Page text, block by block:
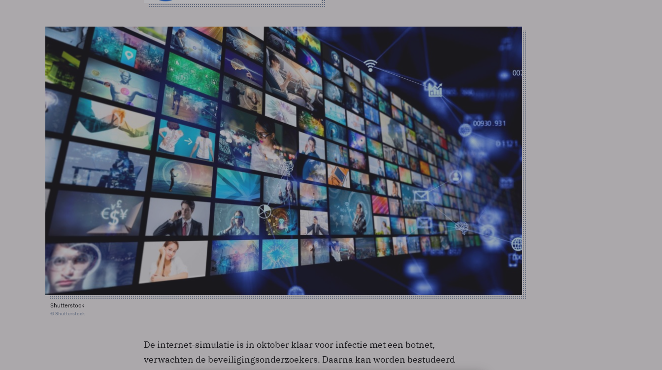
Shutterstock
© Shutterstock
De internet-simulatie is in oktober klaar voor infectie met een botnet,
verwachten de beveiligingsonderzoekers. Daarna kan worden bestudeerd